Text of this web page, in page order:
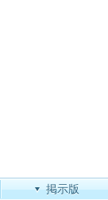
掲示版